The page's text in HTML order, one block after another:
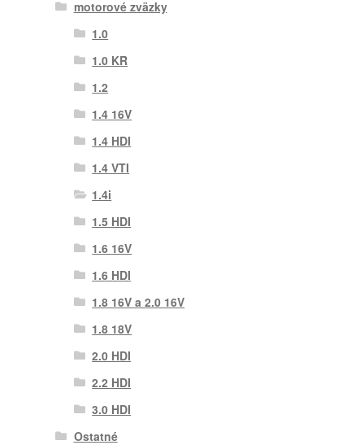
motorové zväzky
1.0
1.0 KR
1.2
1.4 16V
1.4 HDI
1.4 VTI
1.4i
1.5 HDI
1.6 16V
1.6 HDI
1.8 16V a 2.0 16V
1.8 18V
2.0 HDI
2.2 HDI
3.0 HDI
Ostatné